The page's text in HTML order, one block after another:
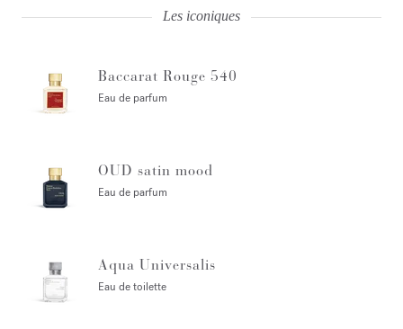
Les iconiques
Baccarat Rouge 540
Eau de parfum
OUD satin mood
Eau de parfum
Aqua Universalis
Eau de toilette